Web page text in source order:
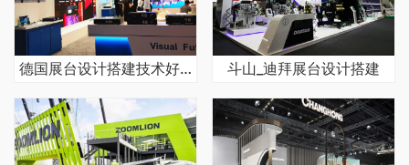
德国展台设计搭建技术好又快 斗山_迪拜展台设计搭建